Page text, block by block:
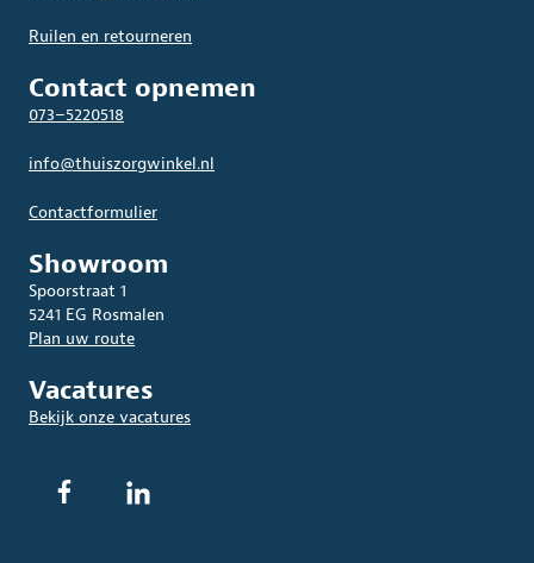
Ruilen en retourneren
Contact opnemen
073–5220518
info@thuiszorgwinkel.nl
Contactformulier
Showroom
Spoorstraat 1
5241 EG Rosmalen
Plan uw route
Vacatures
Bekijk onze vacatures